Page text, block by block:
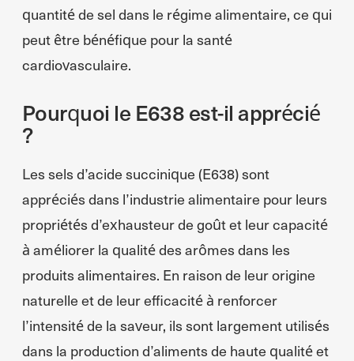
quantité de sel dans le régime alimentaire, ce qui
peut être bénéfique pour la santé
cardiovasculaire.
Pourquoi le E638 est-il apprécié
?
Les sels d’acide succinique (E638) sont
appréciés dans l’industrie alimentaire pour leurs
propriétés d’exhausteur de goût et leur capacité
à améliorer la qualité des arômes dans les
produits alimentaires. En raison de leur origine
naturelle et de leur efficacité à renforcer
l’intensité de la saveur, ils sont largement utilisés
dans la production d’aliments de haute qualité et